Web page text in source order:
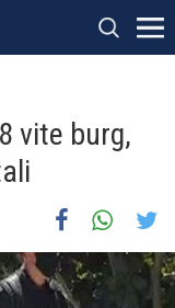
vite burg,